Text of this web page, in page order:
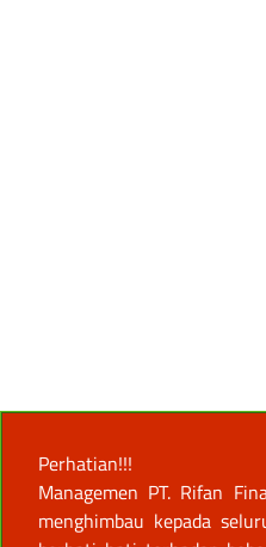
Perhatian!!!
Managemen PT. Rifan
menghimbau kepada